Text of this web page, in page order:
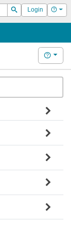
Suchen
Login Hilfe
Hilfe